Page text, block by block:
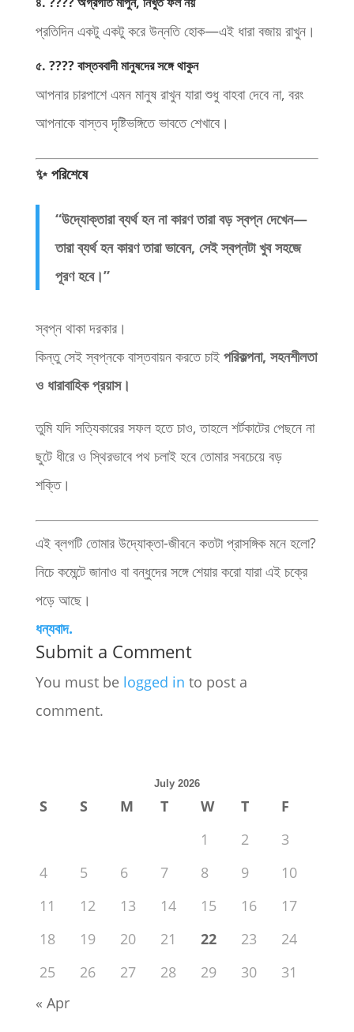
প্রতিদিন একটু একটু করে উন্নতি হোক—এই ধারা বজায় রাখুন।
৫. ???? বাস্তববাদী মানুষদের সঙ্গে থাকুন
আপনার চারপাশে এমন মানুষ রাখুন যারা শুধু বাহবা দেবে না, বরং
আপনাকে বাস্তব দৃষ্টিভঙ্গিতে ভাবতে শেখাবে।
✨ পরিশেষে
“উদ্যোক্তারা ব্যর্থ হন না কারণ তারা বড় স্বপ্ন দেখেন—
তারা ব্যর্থ হন কারণ তারা ভাবেন, সেই স্বপ্নটা খুব সহজে
পূরণ হবে।”
স্বপ্ন থাকা দরকার।
কিন্তু সেই স্বপ্নকে বাস্তবায়ন করতে চাই পরিকল্পনা, সহনশীলতা
ও ধারাবাহিক প্রয়াস।
তুমি যদি সত্যিকারের সফল হতে চাও, তাহলে শর্টকাটের পেছনে না
ছুটে ধীরে ও স্থিরভাবে পথ চলাই হবে তোমার সবচেয়ে বড়
শক্তি।
এই ব্লগটি তোমার উদ্যোক্তা-জীবনে কতটা প্রাসঙ্গিক মনে হলো?
নিচে কমেন্টে জানাও বা বন্ধুদের সঙ্গে শেয়ার করো যারা এই চক্রে
পড়ে আছে।
ধন্যবাদ.
Submit a Comment
You must be logged in to post a
comment.
July 2026
S S M T W T
F
1
2
3
4
5 6 7 8 9
10
11
12 13 14 15 16
17
18
19 20 21 22 23
24
25
26 27 28 29 30
31
« Apr